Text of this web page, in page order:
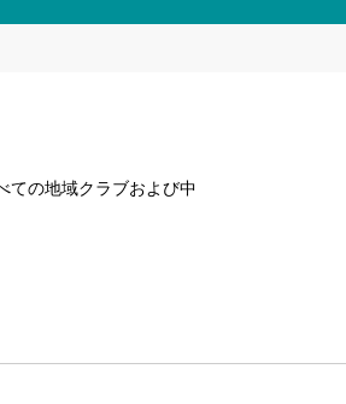
ての地域クラブおよび中